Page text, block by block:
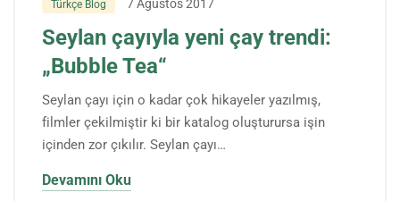
Türkçe Blog 7 Ağustos 2017
Seylan çayıyla yeni çay trendi:
„Bubble Tea“
Seylan çayı için o kadar çok hikayeler yazılmış,
filmler çekilmiştir ki bir katalog oluşturursa işin
içinden zor çıkılır. Seylan çayı…
Devamını Oku